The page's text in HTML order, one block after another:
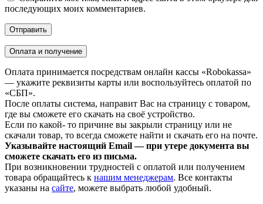
последующих моих комментариев.
Оплата и получение
Оплата принимается посредствам онлайн кассы «Robokassa»
— укажите реквизиты карты или воспользуйтесь оплатой по
«СБП».
После оплаты система, направит Вас на страницу с товаром,
где вы сможете его скачать на своё устройство.
Если по какой- то причине вы закрыли страницу или не
скачали товар, то всегда сможете найти и скачать его на почте.
Указывайте настоящий Email — при утере документа вы
сможете скачать его из письма.
При возникновении трудностей с оплатой или получением
товара обращайтесь к нашим менеджерам. Все контакты
указаны на сайте, можете выбрать любой удобный.